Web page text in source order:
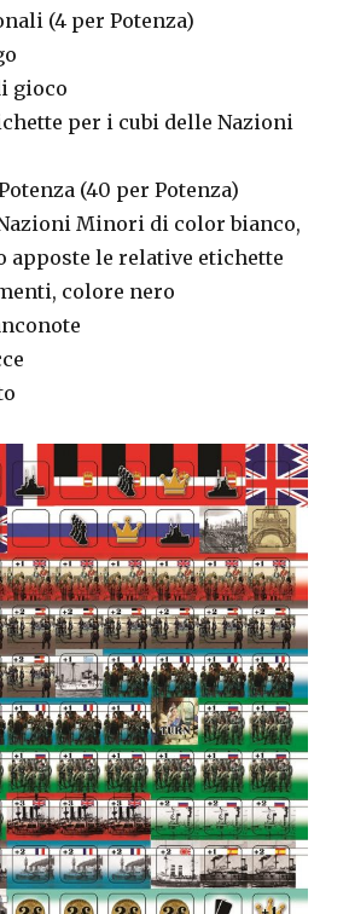
(4 per Potenza)
gioco
per i cubi delle Nazioni
(40 per Potenza)
Minori di color bianco,
apposte le relative etichette
colore nero